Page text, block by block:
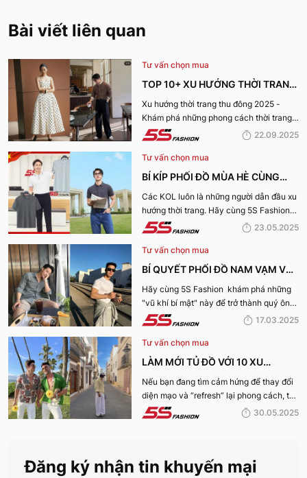
Bài viết liên quan
Tư vấn chọn mua
TOP 10+ XU HƯỚNG THỜI TRANG
THU ĐÔNG 2025 TRENDY, GÂY
BÃO
Xu hướng thời trang thu đông 2025 -
Khám phá những phong cách thời trang
“làm mưa làm gió” từ sàn runway đến
22.09.2025
Tư vấn chọn mua
BÍ KÍP PHỐI ĐỒ MÙA HÈ CÙNG
KOL 5S FASHION: STYLE THU HÚT
CHO MỌI CHÀNG TRAI
Các KOL luôn là những người dẫn đầu xu
hướng thời trang. Hãy cùng 5S Fashion
điểm qua những bí kíp phối đồ mùa hè
23.05.2025
Tư vấn chọn mua
BÍ QUYẾT PHỐI ĐỒ NAM VẠM VỠ
ĐẸP, THU HÚT PHÁI NỮ
Hãy cùng 5S Fashion khám phá những
"vũ khí bí mật" này để trở thành quý ông
thu hút nhờ “tận dụng” triệt để những ưu
nhé:
17.03.2025
Tư vấn chọn mua
LÀM MỚI TỦ ĐỒ VỚI 10 XU
HƯỚNG THỜI TRANG HOT NHẤT
MÙA HÈ 2025
Nếu bạn đang tìm cảm hứng để thay đổi
diện mạo và “refresh” lại phong cách, thì
10 xu hướng thời trang Hè 2025 này
năm nay nhé!
30.05.2025
Đăng ký nhận tin khuyến mại